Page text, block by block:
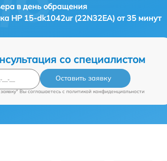
в день обращения
HP 15-dk1042ur (22N32EA) от 35 минут
со специалистом
Оставить заявку
Вы соглашаетесь c политикой конфиденциальности